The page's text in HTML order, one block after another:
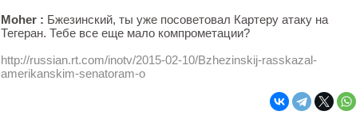
Moher : Бжезинский, ты уже посоветовал Картеру атаку на
Тегеран. Тебе все еще мало компрометации?
http://russian.rt.com/inotv/2015-02-10/Bzhezinskij-rasskazal-
amerikanskim-senatoram-o